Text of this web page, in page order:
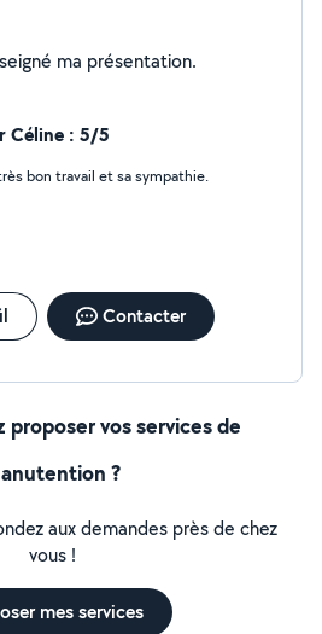
Je n'ai pas encore renseigné ma présentation.
Céline : 5/5
bon travail et sa sympathie.
Contacter
proposer vos services de
?
aux demandes près de chez
vous !
mes services